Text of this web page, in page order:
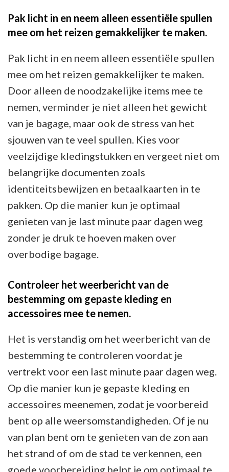
Pak licht in en neem alleen essentiële spullen
mee om het reizen gemakkelijker te maken.
Pak licht in en neem alleen essentiële spullen
mee om het reizen gemakkelijker te maken.
Door alleen de noodzakelijke items mee te
nemen, verminder je niet alleen het gewicht
van je bagage, maar ook de stress van het
sjouwen van te veel spullen. Kies voor
veelzijdige kledingstukken en vergeet niet om
belangrijke documenten zoals
identiteitsbewijzen en betaalkaarten in te
pakken. Op die manier kun je optimaal
genieten van je last minute paar dagen weg
zonder je druk te hoeven maken over
overbodige bagage.
Controleer het weerbericht van de
bestemming om gepaste kleding en
accessoires mee te nemen.
Het is verstandig om het weerbericht van de
bestemming te controleren voordat je
vertrekt voor een last minute paar dagen weg.
Op die manier kun je gepaste kleding en
accessoires meenemen, zodat je voorbereid
bent op alle weersomstandigheden. Of je nu
van plan bent om te genieten van de zon aan
het strand of om de stad te verkennen, een
goede voorbereiding helpt je om optimaal te